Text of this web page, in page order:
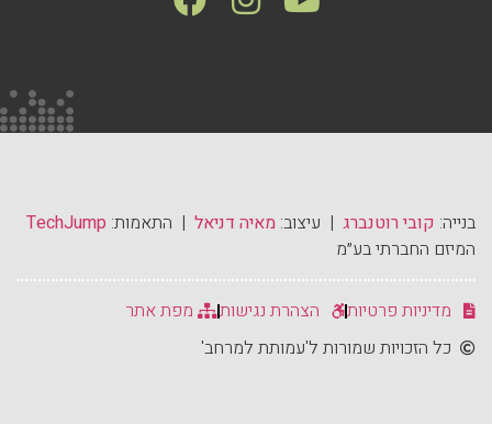
בנייה: קובי רוטנברג | עיצוב: מאיה דניאל | התאמות: TechJump
המיזם החברתי בע״מ
מדיניות פרטיות הצהרת נגישות
מפת אתר
כל הזכויות שמורות ל'עמותת למרחב'